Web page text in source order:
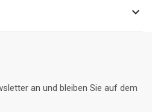

an und bleiben Sie auf dem